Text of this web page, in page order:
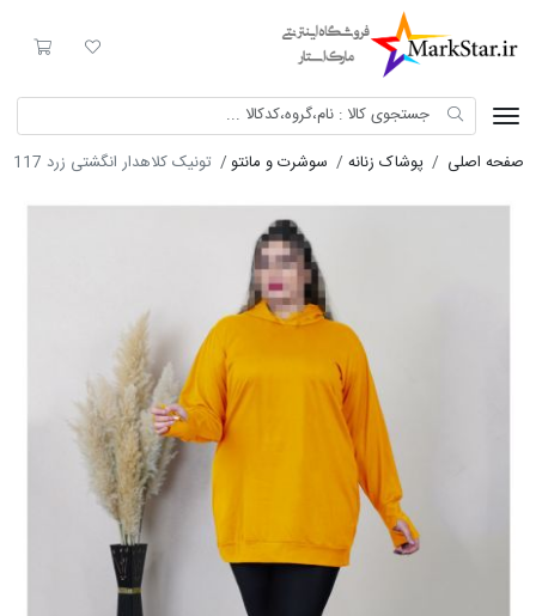
لیست مورد
سبد
صفحه اصلی پوشاک زنانه سوشرت و مانتو تونیک کلاهدار انگشتی زرد 8117